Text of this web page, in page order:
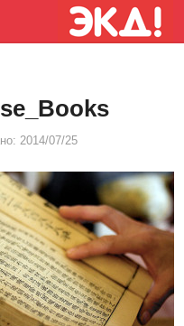
2014/07/25